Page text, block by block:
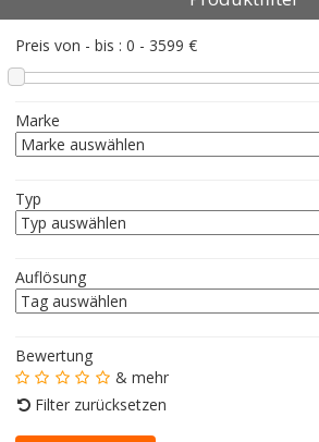
Preis von - bis : 0 - 3599 €
Marke
Typ
Auflösung
Bewertung
& mehr
Filter zurücksetzen